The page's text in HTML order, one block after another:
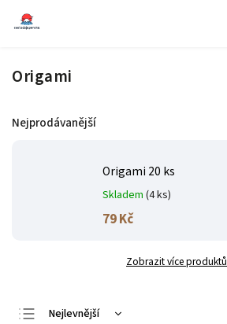
Origami
Nejprodávanější
Origami 20 ks
Skladem (4 ks)
79 Kč
Zobrazit více produktů
Nejlevnější